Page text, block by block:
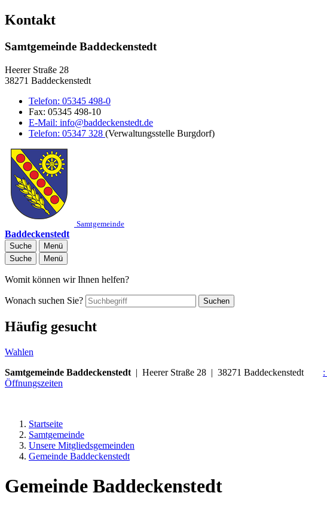
Kontakt
Samtgemeinde Baddeckenstedt
Heerer Straße 28
38271 Baddeckenstedt
Telefon: 05345 498-0
Fax: 05345 498-10
E-Mail: info@baddeckenstedt.de
Telefon: 05347 328 (Verwaltungsstelle Burgdorf)
Samtgemeinde
Baddeckenstedt
Suche
Menü
Suche
Menü
Womit können wir Ihnen helfen?
Wonach suchen Sie? Suchen
Häufig gesucht
Wahlen
Samtgemeinde Baddeckenstedt | Heerer Straße 28 | 38271 Baddeckenstedt :
Öffnungszeiten
Startseite
Samtgemeinde
Unsere Mitgliedsgemeinden
Gemeinde Baddeckenstedt
Gemeinde Baddeckenstedt